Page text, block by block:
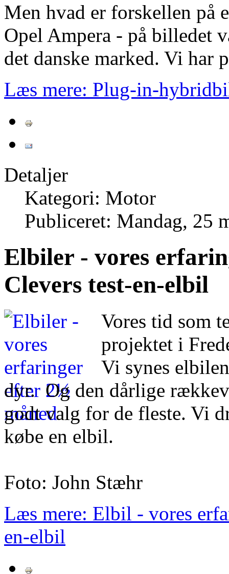
Men hvad er forskellen
Opel Ampera - på billedet
det danske marked. Vi har
Læs mere: Plug-in-
Detaljer
Kategori: Motor
Publiceret: Mandag, 25
Elbiler - vores
Clevers test-en-elbil
Vores tid som
projektet i
Vi synes
dyr. Og den dårlige
godt valg for de fleste. Vi
købe en elbil.
Foto: John Stæhr
Læs mere: Elbil - vores
en-elbil